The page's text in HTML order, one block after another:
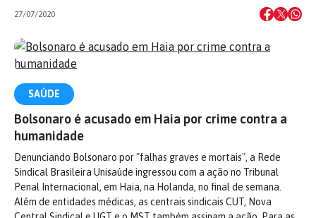
27/07/2020
SAÚDE
Bolsonaro é acusado em Haia por crime contra a
humanidade
Denunciando Bolsonaro por "falhas graves e mortais", a Rede
Sindical Brasileira Unisaúde ingressou com a ação no Tribunal
Penal Internacional, em Haia, na Holanda, no final de semana.
Além de entidades médicas, as centrais sindicais CUT, Nova